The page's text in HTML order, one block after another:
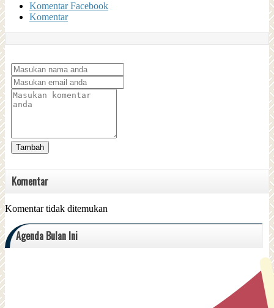
Komentar Facebook
Komentar
Tambah
Komentar
Komentar tidak ditemukan
Agenda Bulan Ini